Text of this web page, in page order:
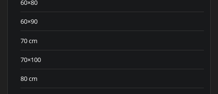
60×80
60×90
70 cm
70×100
80 cm